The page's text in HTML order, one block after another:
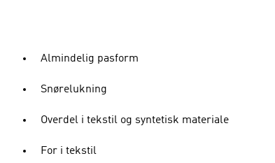
Almindelig pasform
Snørelukning
Overdel i tekstil og syntetisk materiale
For i tekstil